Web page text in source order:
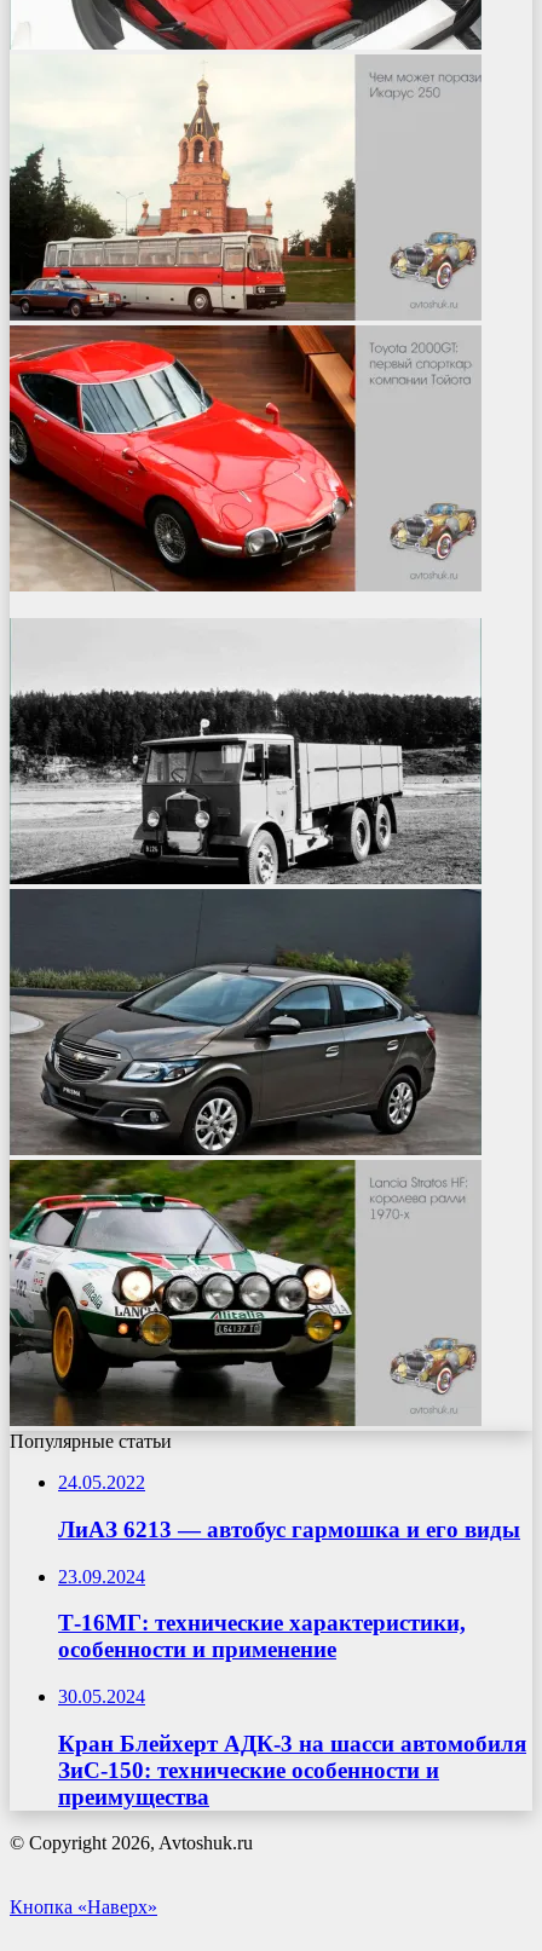
Популярные статьи
24.05.2022
ЛиАЗ 6213 — автобус гармошка и его виды
23.09.2024
Т-16МГ: технические характеристики,
особенности и применение
30.05.2024
Кран Блейхерт АДК-3 на шасси автомобиля
ЗиС-150: технические особенности и
преимущества
© Copyright 2026, Avtoshuk.ru
Кнопка «Наверх»